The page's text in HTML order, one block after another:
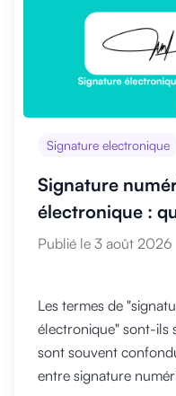
Signature electronique
Signature
électronique :
Publié le 3 août 2026
Les termes de
électronique" sont-ils
sont souvent
entre signature